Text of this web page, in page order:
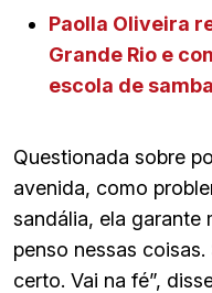
Paolla Oliveira
Grande Rio e
escola de samba
Questionada sobre
avenida, como
sandália, ela garante
penso nessas
certo. Vai na fé”,